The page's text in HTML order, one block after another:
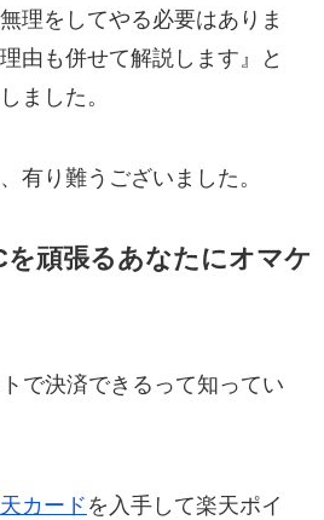
理をしてやる必要はありま
由も併せて解説します』と
ました。
有り難うございました。
を頑張るあなたにオマケ
で決済できるって知ってい
カード を入手して楽天ポイ